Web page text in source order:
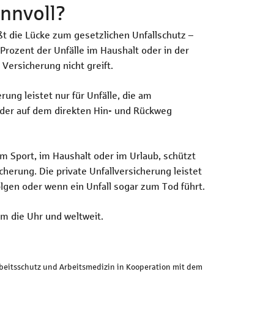
die Lücke zum gesetzlichen Unfallschutz –
der Unfälle im Haushalt oder in der
nicht greift.
leistet nur für Unfälle, die am
auf dem direkten Hin- und Rückweg
Sport, im Haushalt oder im Urlaub, schützt
Die private Unfallversicherung leistet
oder wenn ein Unfall sogar zum Tod führt.
die Uhr und weltweit.
und Arbeitsmedizin in Kooperation mit dem